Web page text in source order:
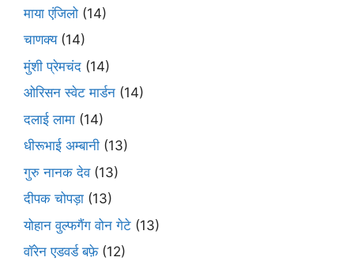
माया एंजिलो (14)
चाणक्य(14)
मुंशी प्रेमचंद (14)
ओरिसन स्‍वेट मार्डन (14)
दलाई लामा (14)
धीरूभाई अम्बानी (13)
गुरु नानक देव(13)
दीपक चोपड़ा (13)
योहान वुल्फगैंग वोन गेटे (13)
वॉरेन एडवर्ड बफ़े(12)